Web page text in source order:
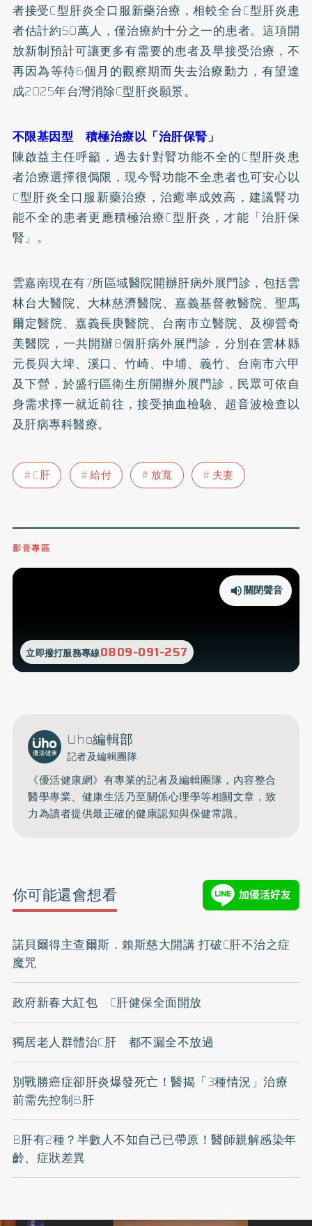
者接受C型肝炎全口服新藥治療，相較全台C型肝炎患
者估計約50萬人，僅治療約十分之一的患者。這項開
放新制預計可讓更多有需要的患者及早接受治療，不
再因為等待6個月的觀察期而失去治療動力，有望達
成2025年台灣消除C型肝炎願景。
不限基因型 積極治療以「治肝保腎」
陳啟益主任呼籲，過去針對腎功能不全的C型肝炎患
者治療選擇很侷限，現今腎功能不全患者也可安心以
C型肝炎全口服新藥治療，治癒率成效高，建議腎功
能不全的患者更應積極治療C型肝炎，才能「治肝保
腎」。
雲嘉南現在有7所區域醫院開辦肝病外展門診，包括雲
林台大醫院、大林慈濟醫院、嘉義基督教醫院、聖馬
爾定醫院、嘉義長庚醫院、台南市立醫院、及柳營奇
美醫院，一共開辦8個肝病外展門診，分別在雲林縣
元長與大埤、溪口、竹崎、中埔、義竹、台南市六甲
及下營，於盛行區衛生所開辦外展門診，民眾可依自
身需求擇一就近前往，接受抽血檢驗、超音波檢查以
及肝病專科醫療。
C肝 給付 放寬 夫妻
影音專區
立即撥打服務專線0809-091-257
關閉聲音
Uho編輯部
記者及編輯團隊
《優活健康網》有專業的記者及編輯團隊，內容整合
醫學專業、健康生活乃至關係心理學等相關文章，致
力為讀者提供最正確的健康認知與保健常識。
你可能還會想看
諾貝爾得主查爾斯．賴斯慈大開講 打破C肝不治之症
魔咒
政府新春大紅包 C肝健保全面開放
獨居老人群體治C肝 都不漏全不放過
別戰勝癌症卻肝炎爆發死亡！醫揭「3種情況」治療
前需先控制B肝
B肝有2種？半數人不知自己已帶原！醫師親解感染年
齡、症狀差異